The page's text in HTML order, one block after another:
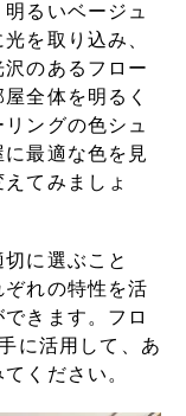
明るいベージュ
を取り込み、
のあるフロー
全体を明るく
ングの色シュ
最適な色を見
てみましょ
に選ぶこと
れの特性を活
きます。フロ
に活用して、あ
ください。